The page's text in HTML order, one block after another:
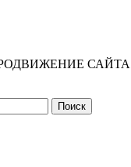
САЙТА
Поиск